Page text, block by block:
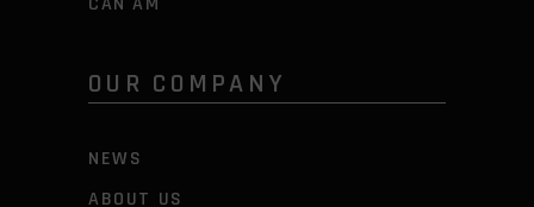
OUR COMPANY
NEWS
ABOUT US